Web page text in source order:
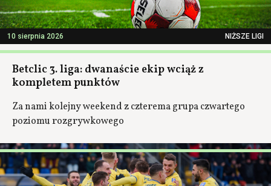
10 sierpnia 2026 NIŻSZE LIGI
Betclic 3. liga: dwanaście ekip wciąż z
kompletem punktów
Za nami kolejny weekend z czterema grupa czwartego
poziomu rozgrywkowego